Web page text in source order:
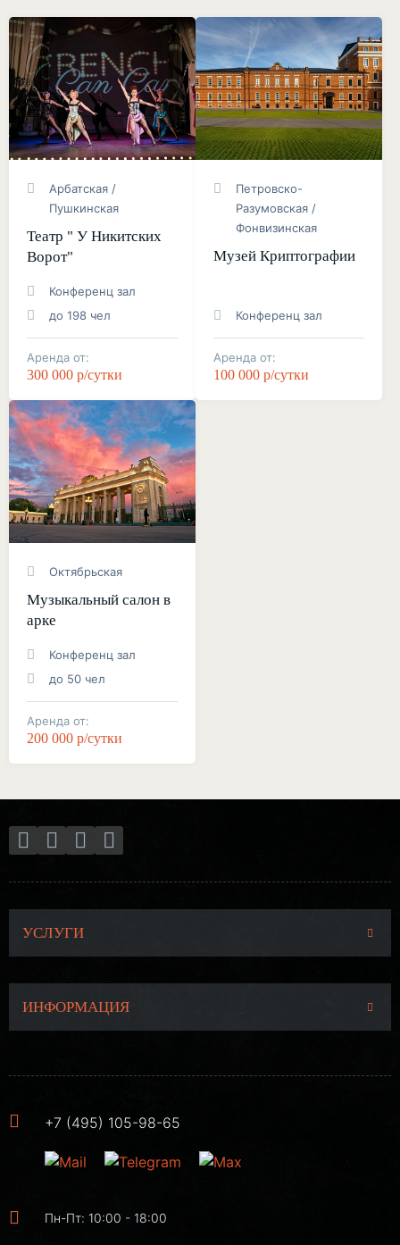
Арбатская /
Пушкинская
Театр " У Никитских
Ворот"
Конференц зал
до 198 чел
Аренда от:
300 000 р/сутки
Петровско-
Разумовская /
Фонвизинская
Музей Криптографии
Конференц зал
Аренда от:
100 000 р/сутки
Октябрьская
Музыкальный салон в
арке
Конференц зал
до 50 чел
Аренда от:
200 000 р/сутки
УСЛУГИ
ИНФОРМАЦИЯ
+7 (495) 105-98-65
Пн-Пт: 10:00 - 18:00